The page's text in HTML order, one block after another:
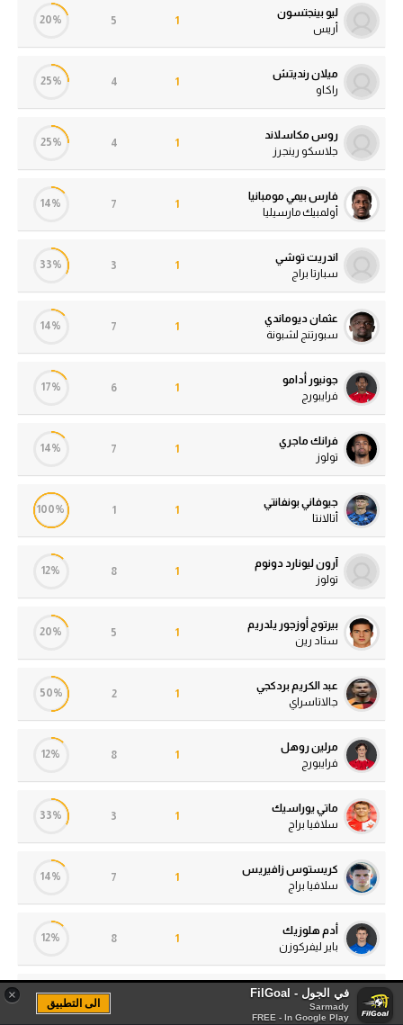
ليو بينجتسون
أريس
1
5
20%
ميلان رنديتش
راكاو
1
4
25%
روس مكاسلاند
جلاسكو رينجرز
1
4
25%
فارس بيمي مومبانيا
أولمبيك مارسيليا
1
7
14%
اندريت توشي
سبارتا براج
1
3
33%
عثمان ديوماندي
سبورتنج لشبونة
1
7
14%
جونيور أدامو
فرايبورج
1
6
17%
فرانك ماجري
تولوز
1
7
14%
جيوفاني بونفانتي
أتالانتا
1
1
100%
آرون ليونارد دونوم
تولوز
1
8
12%
بيرتوج أوزجور يلدريم
ستاد رين
1
5
20%
عبد الكريم بردكجي
جالاتاسراي
1
2
50%
مرلين روهل
فرايبورج
1
8
12%
ماتي يوراسيك
سلافيا براج
1
3
33%
كريستوس زافيريس
سلافيا براج
1
7
14%
أدم هلوزيك
باير ليفركوزن
1
8
12%
يرسون موسكويرا
فياريال
50%
× في الجول - FilGoal
Sarmady
FREE - In Google Play
الى التطبيق